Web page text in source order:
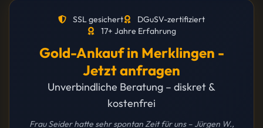
SSL gesichert
DGuSV-zertifiziert
17+ Jahre Erfahrung
Gold-Ankauf in Merklingen -
Jetzt anfragen
Unverbindliche Beratung – diskret &
kostenfrei
Frau Seider hatte sehr spontan Zeit für uns – Jürgen W.,